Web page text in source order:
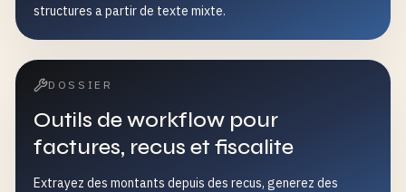
structures a partir de texte mixte.
DOSSIER
Outils de workflow pour
factures, recus et fiscalite
Extrayez des montants depuis des recus, generez des